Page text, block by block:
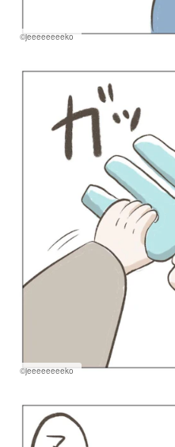
©jeeeeeeeeko
©jeeeeeeeeko